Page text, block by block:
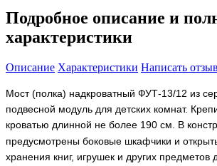
Подробное описание и
характеристики
Описание Характеристики Написать отзыв
Мост (полка) надкроватный ФУТ-13/12 из
подвесной модуль для детских комнат.
кроватью длинной не более 190 см. В
предусмотрены боковые шкафчики и
хранения книг, игрушек и других предметов